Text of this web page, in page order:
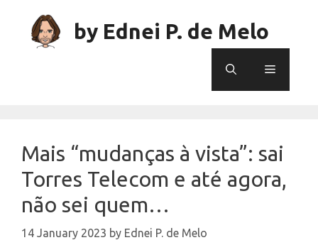
content
by Ednei P. de Melo
Menu
Mais “mudanças à vista”: sai
Torres Telecom e até agora,
não sei quem…
14 January 2023 by Ednei P. de Melo